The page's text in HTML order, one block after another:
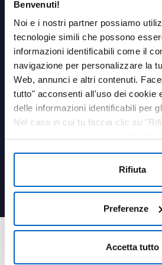
Benvenuti!
Noi e i nostri partner possiamo
tecnologie simili che possono
informazioni identificabili come il
navigazione per personalizzare la
Web, annunci e altri contenuti.
tutto" acconsenti all'uso dei cookie
delle informazioni identificabili per
Nel caso in cui tu faccia clic su
e non sono in grado di ottimizzare
nostro sito Web. In qualsiasi
"Preferenze cookie" nel piè di
Accetta tutto
Preferenze
Rifiuta
AREA PERSONALE
Login
LINK UTILI
Contatti
Termini e condizioni
Privacy Policy
Cookies Policy
Farmacovigilanza
Dichiarazione sui cookie
© 2018, 2025 - Amgen Inc. Tutti i diritti sono
Partita IVA e Codice Fiscale 10051170156 –